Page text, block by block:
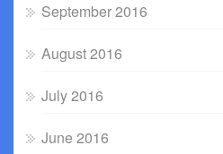
September 2016
August 2016
July 2016
June 2016